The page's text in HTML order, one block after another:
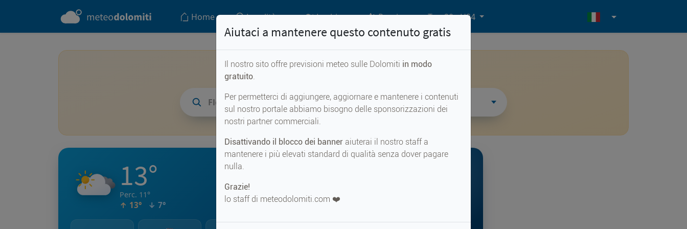
Home Località Laghi Passi Top 20 - H24
Floitenjoch
13°
Perc. 11°
↑ 13° ↓ 7°
Aiutaci a mantenere questo contenuto gratis
Il nostro sito offre previsioni meteo sulle Dolomiti in modo
gratuito.
Per permetterci di aggiungere, aggiornare e mantenere i contenuti
sul nostro portale abbiamo bisogno delle sponsorizzazioni dei
nostri partner commerciali.
Disattivando il blocco dei banner aiuterai il nostro staff a
mantenere i più elevati standard di qualità senza dover pagare
nulla.
Grazie!
lo staff di meteodolomiti.com ❤️